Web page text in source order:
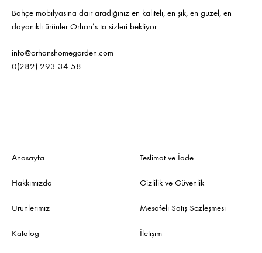
Bahçe mobilyasına dair aradığınız en kaliteli, en şık, en güzel, en
dayanıklı ürünler Orhan’s ta sizleri bekliyor.
info@orhanshomegarden.com
0(282) 293 34 58
Anasayfa
Hakkımızda
Ürünlerimiz
Katalog
Teslimat ve İade
Gizlilik ve Güvenlik
Mesafeli Satış Sözleşmesi
İletişim